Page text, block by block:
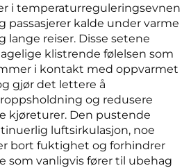
i temperaturreguleringsevnen
passasjerer kalde under varme
lange reiser. Disse setene
klistrende følelsen som
i kontakt med oppvarmet
gjør det lettere å
og redusere
kjøreturer. Den pustende
luftsirkulasjon, noe
bort fuktighet og forhindrer
som vanligvis fører til ubehag